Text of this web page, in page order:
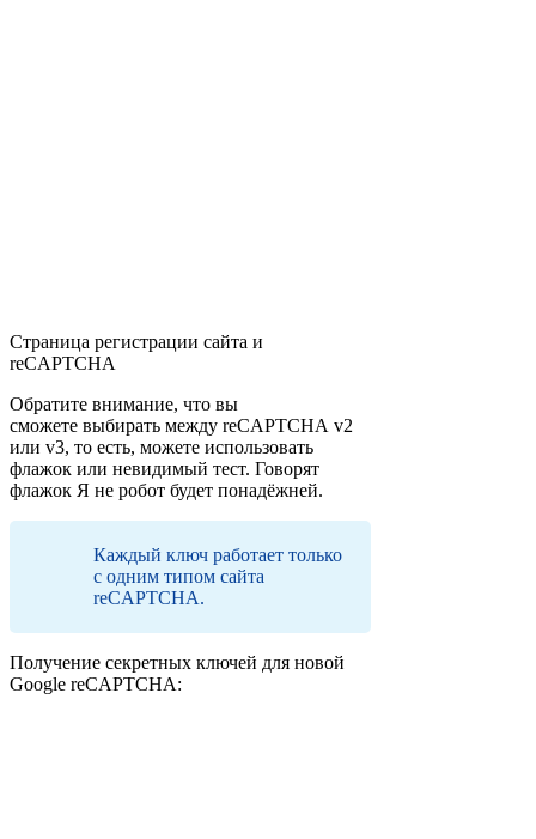
Страница регистрации сайта и
reCAPTCHA
Обратите внимание, что вы
сможете выбирать между reCAPTCHA v2
или v3, то есть, можете использовать
флажок или невидимый тест. Говорят
флажок Я не робот будет понадёжней.
Каждый ключ работает только
с одним типом сайта
reCAPTCHA.
Получение секретных ключей для новой
Google reCAPTCHA: